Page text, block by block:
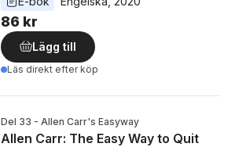
86 kr
Lägg till
Läs direkt efter köp
Del 33 - Allen Carr's Easyway
Allen Carr: The Easy Way to Quit